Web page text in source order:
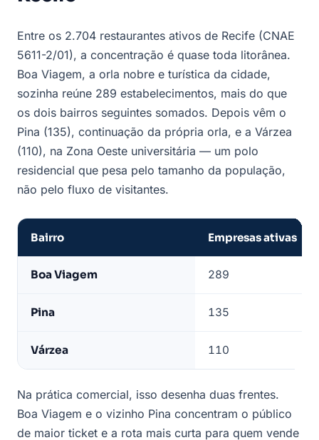
Entre os 2.704 restaurantes ativos de Recife (CNAE
5611-2/01), a concentração é quase toda litorânea.
Boa Viagem, a orla nobre e turística da cidade,
sozinha reúne 289 estabelecimentos, mais do que
os dois bairros seguintes somados. Depois vêm o
Pina (135), continuação da própria orla, e a Várzea
(110), na Zona Oeste universitária — um polo
residencial que pesa pelo tamanho da população,
não pelo fluxo de visitantes.
por
Bairro Empresas ativas
Boa Viagem 289
Pina 135
Várzea 110
Na prática comercial, isso desenha duas frentes.
Boa Viagem e o vizinho Pina concentram o público
de maior ticket e a rota mais curta para quem vende